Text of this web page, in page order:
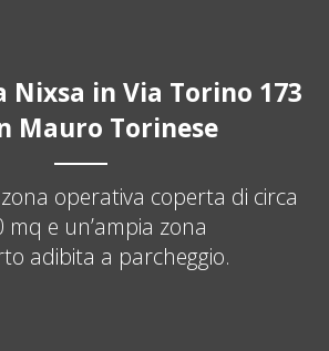
Nixsa in Via Torino 173
Mauro Torinese
operativa coperta di circa
mq e un’ampia zona
adibita a parcheggio.